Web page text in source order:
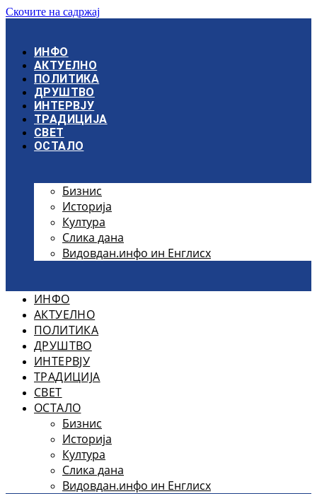
Скочите на садржај
ИНФО
АКТУЕЛНО
ПОЛИТИКА
ДРУШТВО
ИНТЕРВЈУ
ТРАДИЦИЈА
СВЕТ
ОСТАЛО
Бизнис
Историја
Култура
Слика дана
Видовдан.инфо ин Енглисх
ИНФО
АКТУЕЛНО
ПОЛИТИКА
ДРУШТВО
ИНТЕРВЈУ
ТРАДИЦИЈА
СВЕТ
ОСТАЛО
Бизнис
Историја
Култура
Слика дана
Видовдан.инфо ин Енглисх